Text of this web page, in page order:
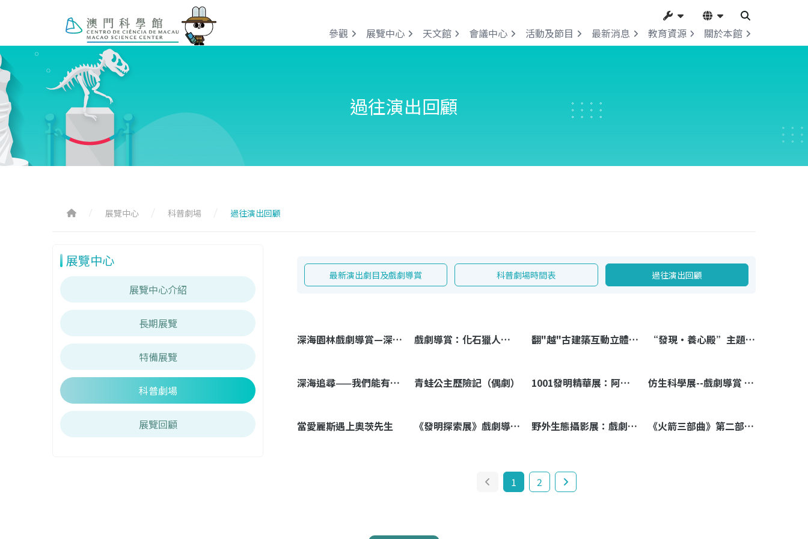
參觀 展覽中心 天文館 會議中心 活動及節目 最新消息 教育資源 關於本館
過往演出回顧
展覽中心 科普劇場 過往演出回顧
展覽中心
展覽中心介紹
長期展覽
特備展覽
科普劇場
展覽回顧
最新演出劇目及戲劇導賞 科普劇場時間表 過往演出回顧
深海園林戲劇導賞—深海奇航 戲劇導賞：化石獵人——瑪麗‧安寧 翻"越"古建築互動立體書——工作坊 “發現‧養心殿”主題數字體驗展：戲劇導賞——【妙筆故宮遊歷記】
深海追尋——我們能有永續的海洋？ 青蛙公主歷險記（偶劇） 1001發明精華展：阿拉伯科學發明的黃金時代「戲劇導賞：先行者──海什木」 仿生科學展--戲劇導賞 《小珍妮的動物世界》
當愛麗斯遇上奧茨先生 《發明探索展》戲劇導賞──《報告隊長！原來發明是這回事！》 野外生態攝影展：戲劇導賞──動物仙子‧夢森林 《火箭三部曲》第二部《酸辣國》
1 2